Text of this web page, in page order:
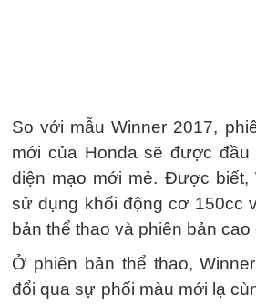
So với mẫu Winner 2017,
mới của Honda sẽ được
diện mạo mới mẻ. Được biết,
sử dụng khối động cơ 150cc
bản thể thao và phiên bản cao
Ở phiên bản thể thao,
đổi qua sự phối màu mới lạ